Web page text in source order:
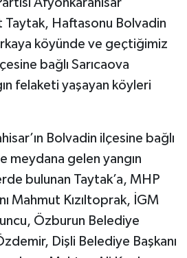
Haftasonu Bolvadin
köyünde ve geçtiğimiz
bağlı Sarıcaova
felaketi yaşayan köyleri
Bolvadin ilçesine bağlı
meydana gelen yangın
bulunan Taytak’a, MHP
Mahmut Kızıltoprak, İGM
Özburun Belediye
Dişli Belediye Başkanı